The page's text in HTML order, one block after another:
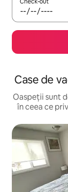
Case de
Oaspeții sunt
în ceea ce